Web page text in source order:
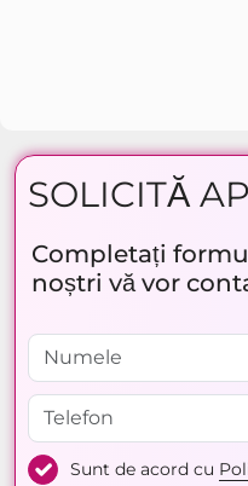
SOLICITĂ
Completați
noștri vă vor
Sunt de acord cu